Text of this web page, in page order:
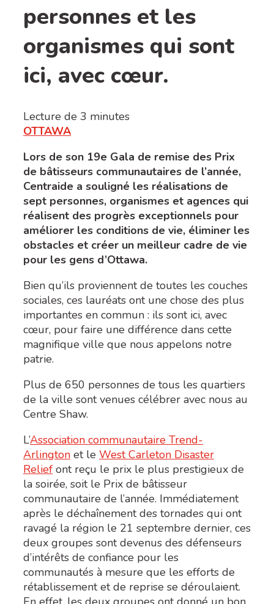
personnes et les
organismes qui sont
ici, avec cœur.
Lecture de 3 minutes
OTTAWA
Lors de son 19e Gala de remise des Prix
de bâtisseurs communautaires de l’année,
Centraide a souligné les réalisations de
sept personnes, organismes et agences qui
réalisent des progrès exceptionnels pour
améliorer les conditions de vie, éliminer les
obstacles et créer un meilleur cadre de vie
pour les gens d’Ottawa.
Bien qu’ils proviennent de toutes les couches
sociales, ces lauréats ont une chose des plus
importantes en commun : ils sont ici, avec
cœur, pour faire une différence dans cette
magnifique ville que nous appelons notre
patrie.
Plus de 650 personnes de tous les quartiers
de la ville sont venues célébrer avec nous au
Centre Shaw.
L’Association communautaire Trend-
Arlington et le West Carleton Disaster
Relief ont reçu le prix le plus prestigieux de
la soirée, soit le Prix de bâtisseur
communautaire de l’année. Immédiatement
après le déchaînement des tornades qui ont
ravagé la région le 21 septembre dernier, ces
deux groupes sont devenus des défenseurs
d’intérêts de confiance pour les
communautés à mesure que les efforts de
rétablissement et de reprise se déroulaient.